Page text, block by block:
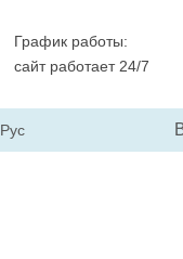
График работы:
сайт работает 24/7
Рус